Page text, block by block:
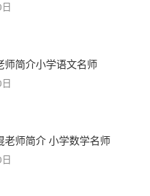
师简介小学语文名师
老师简介 小学数学名师